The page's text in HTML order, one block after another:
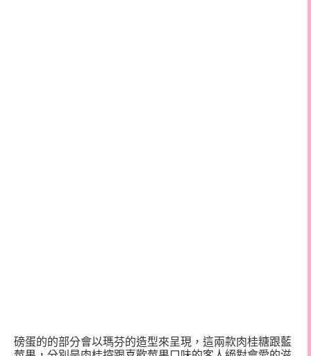
磅蛋的的部分會以瑪芬的造型來呈現，這兩款肉桂糖跟藍